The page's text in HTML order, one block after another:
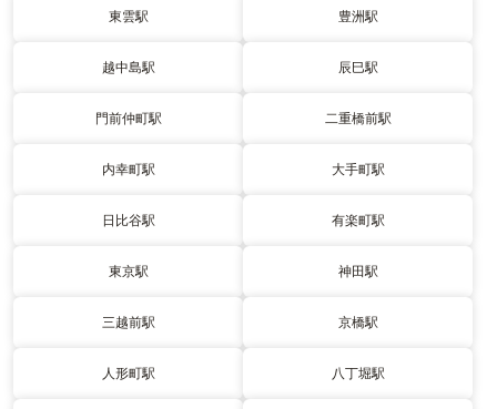
東雲駅 豊洲駅
越中島駅 辰巳駅
門前仲町駅 二重橋前駅
内幸町駅 大手町駅
日比谷駅 有楽町駅
東京駅 神田駅
三越前駅 京橋駅
人形町駅 八丁堀駅